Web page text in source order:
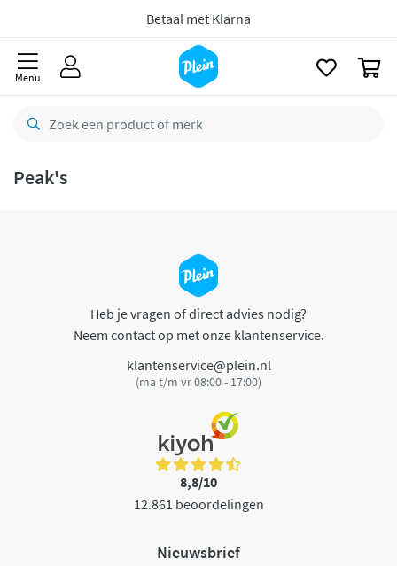
Betaal met Klarna
Menu
Peak's
Heb je vragen of direct advies nodig?
Neem contact op met onze klantenservice.
klantenservice@plein.nl
(ma t/m vr 08:00 - 17:00)
8,8/10
12.861 beoordelingen
Nieuwsbrief